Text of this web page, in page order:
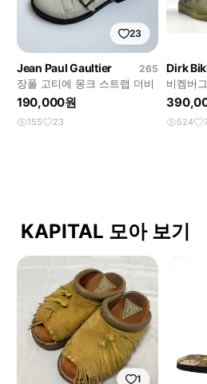
23
Jean Paul Gaultier
265
장폴 고티에 몽크 스트랩 더비
190,000원
155 23
Dirk
비켐버
(43)
524
KAPITAL 모아 보기
1